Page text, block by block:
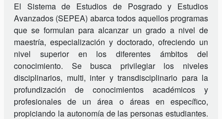
El Sistema de Estudios de Posgrado y Estudios
Avanzados (SEPEA) abarca todos aquellos programas
que se formulan para alcanzar un grado a nivel de
maestría, especialización y doctorado, ofreciendo un
nivel superior en los diferentes ámbitos del
conocimiento. Se busca privilegiar los niveles
disciplinarios, multi, inter y transdisciplinario para la
profundización de conocimientos académicos y
profesionales de un área o áreas en específico,
propiciando la autonomía de las personas estudiantes.